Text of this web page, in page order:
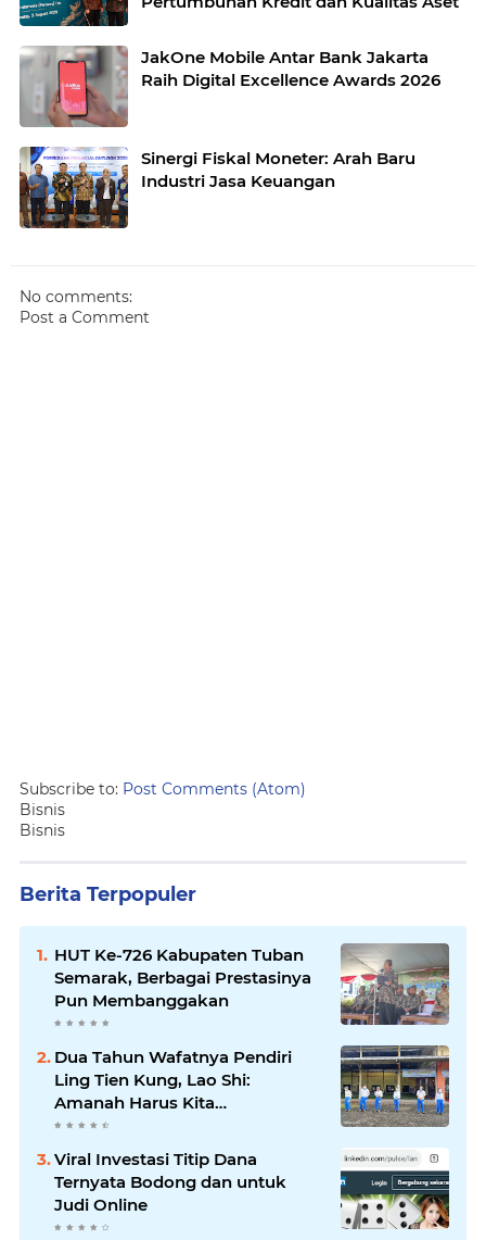
JakOne Mobile Antar Bank Jakarta
Raih Digital Excellence Awards 2026
Sinergi Fiskal Moneter: Arah Baru
Industri Jasa Keuangan
No comments:
Post a Comment
Subscribe to: Post Comments (Atom)
Bisnis
Bisnis
Berita Terpopuler
HUT Ke-726 Kabupaten Tuban
Semarak, Berbagai Prestasinya
Pun Membanggakan
Dua Tahun Wafatnya Pendiri
Ling Tien Kung, Lao Shi:
Amanah Harus Kita
Laksanakan!
Viral Investasi Titip Dana
Ternyata Bodong dan untuk
Judi Online